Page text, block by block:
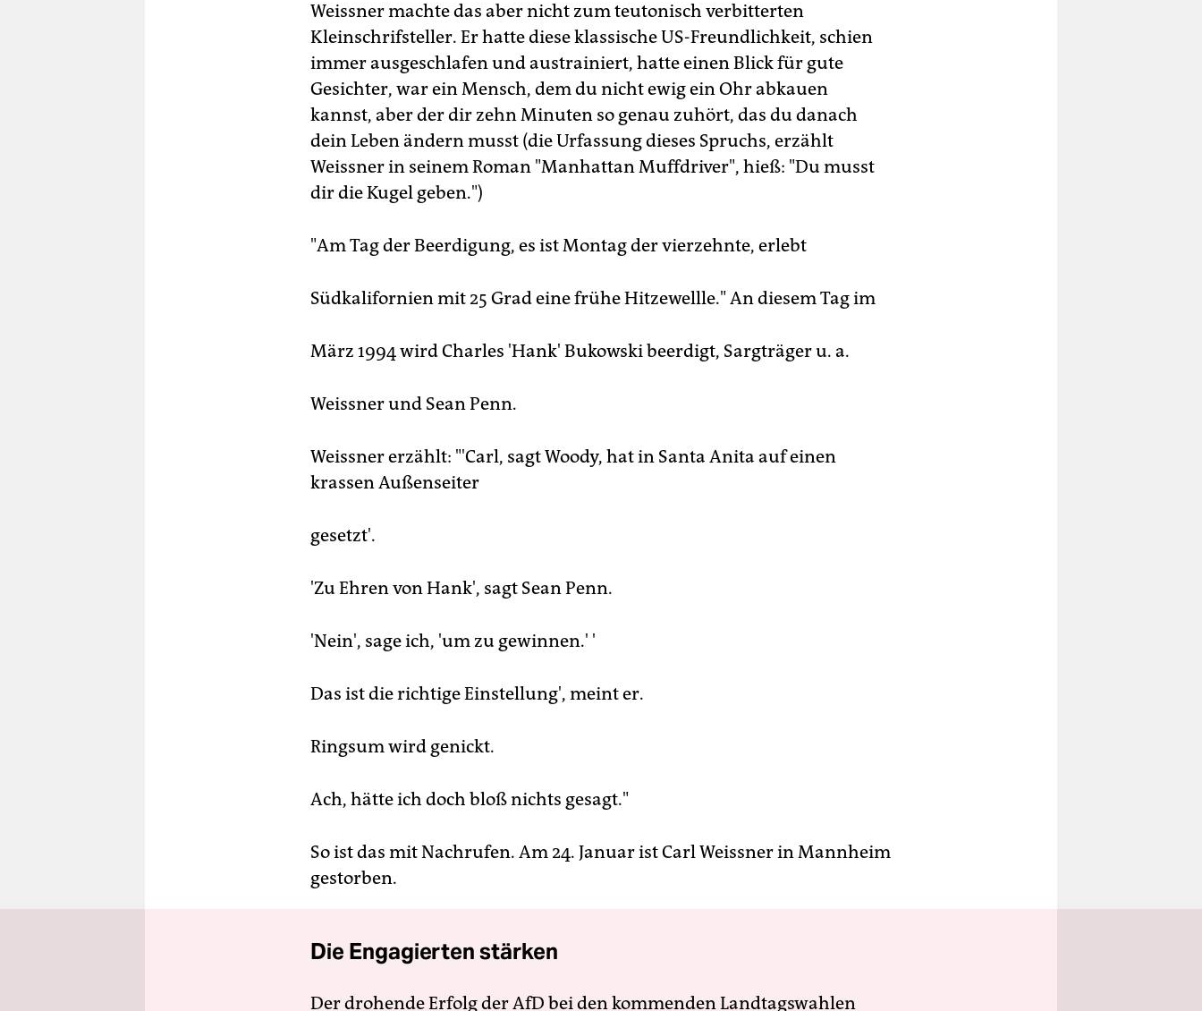
Weissner machte das aber nicht zum teutonisch verbitterten
Kleinschrifsteller. Er hatte diese klassische US-Freundlichkeit, schien
immer ausgeschlafen und austrainiert, hatte einen Blick für gute
Gesichter, war ein Mensch, dem du nicht ewig ein Ohr abkauen
kannst, aber der dir zehn Minuten so genau zuhört, das du danach
dein Leben ändern musst (die Urfassung dieses Spruchs, erzählt
Weissner in seinem Roman "Manhattan Muffdriver", hieß: "Du musst
dir die Kugel geben.")
"Am Tag der Beerdigung, es ist Montag der vierzehnte, erlebt
Südkalifornien mit 25 Grad eine frühe Hitzewellle." An diesem Tag im
März 1994 wird Charles 'Hank' Bukowski beerdigt, Sargträger u. a.
Weissner und Sean Penn.
Weissner erzählt: "'Carl, sagt Woody, hat in Santa Anita auf einen
krassen Außenseiter
gesetzt'.
'Zu Ehren von Hank', sagt Sean Penn.
'Nein', sage ich, 'um zu gewinnen.' '
Das ist die richtige Einstellung', meint er.
Ringsum wird genickt.
Ach, hätte ich doch bloß nichts gesagt."
So ist das mit Nachrufen. Am 24. Januar ist Carl Weissner in Mannheim
gestorben.
Die Engagierten stärken
Der drohende Erfolg der AfD bei den kommenden Landtagswahlen